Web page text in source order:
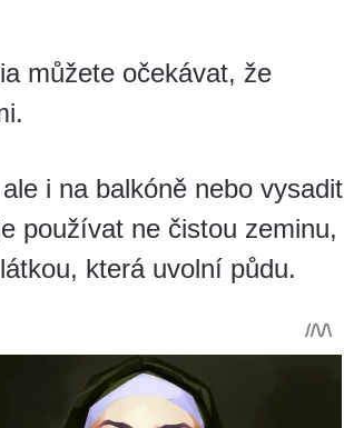
můžete očekávat, že
i na balkóně nebo vysadit
používat ne čistou zeminu,
která uvolní půdu.